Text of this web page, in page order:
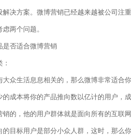
决方案。微博营销已经越来越被公司注
两个问题。
是否适合微博营销
众生活息息相关的，那么微博非常适合
成本将你的产品推向数以亿计的用户，
的，他的用户群体就是面向所有的互联网
目标用户是部分小众人群，这时，那么